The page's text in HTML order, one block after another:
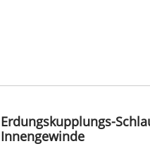
Erdungskupplungs-
Innengewinde